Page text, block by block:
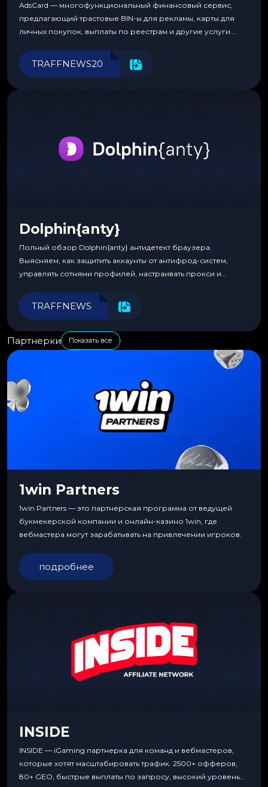
AdsCard — многофункциональный финансовый сервис,
предлагающий трастовые BIN-ы для рекламы, карты для
личных покупок, выплаты по реестрам и другие услуги.
инструменты для управления финансами.
TRAFFNEWS20
Dolphin{anty}
Полный обзор Dolphin{anty} антидетект браузера.
Выясняем, как защитить аккаунты от антифрод-систем,
управлять сотнями профилей, настраивать прокси и
эффективности.
TRAFFNEWS
Партнерки Показать все
1win Partners
1win Partners — это партнерская программа от ведущей
букмекерской компании и онлайн-казино 1win, где
вебмастера могут зарабатывать на привлечении игроков.
подробнее
INSIDE
INSIDE — iGaming партнерка для команд и вебмастеров,
которые хотят масштабировать трафик. 2500+ офферов,
80+ GEO, быстрые выплаты по запросу, высокий уровень